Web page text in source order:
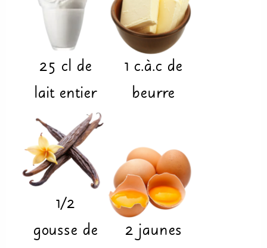
25 cl de
lait entier
1 c.à.c de
beurre
1/2
gousse de
2 jaunes